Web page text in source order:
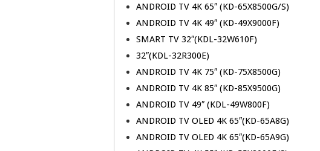
ANDROID TV 4K 65″ (KD-65X8500G/S)
ANDROID TV 4K 49″ (KD-49X9000F)
SMART TV 32″(KDL-32W610F)
32″(KDL-32R300E)
ANDROID TV 4K 75″ (KD-75X8500G)
ANDROID TV 4K 85″ (KD-85X9500G)
ANDROID TV 49″ (KDL-49W800F)
ANDROID TV OLED 4K 65″(KD-65A8G)
ANDROID TV OLED 4K 65″(KD-65A9G)